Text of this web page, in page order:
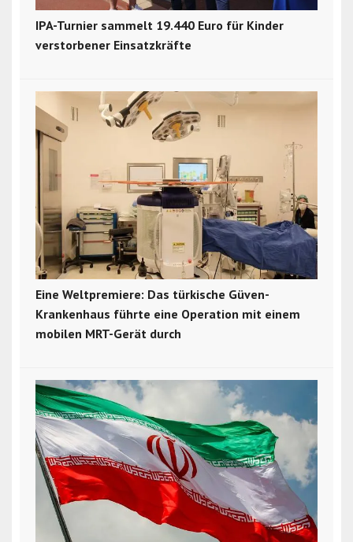
IPA-Turnier sammelt 19.440 Euro für Kinder
verstorbener Einsatzkräfte
Eine Weltpremiere: Das türkische Güven-
Krankenhaus führte eine Operation mit einem
mobilen MRT-Gerät durch